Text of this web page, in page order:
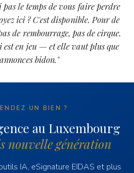
le temps de vous faire perdre
ici ? C'est disponible. Pour de
de rembourrage, pas de cirque.
en jeu — et elle vaut plus que
bidon."
UN BIEN ?
au Luxembourg
nouvelle génération
IA, eSignature EIDAS et plus